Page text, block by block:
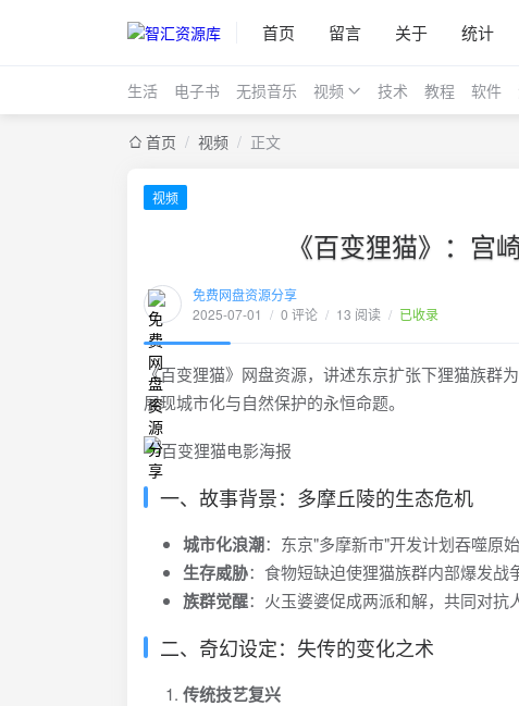
首页 留言 关于 统计
生活 电子书 无损音乐 视频 技术 教程 软件
首页 / 视频 / 正文
视频
《百变狸猫》：宫
免费网盘资源分享
2025-07-01 / 0 评论 / 13 阅读 / 已收录
《百变狸猫》网盘资源，讲述东京扩张下狸猫族群
展现城市化与自然保护的永恒命题。
一、故事背景：多摩丘陵的生态危机
城市化浪潮：东京"多摩新市"开发计划吞噬原
生存威胁：食物短缺迫使狸猫族群内部爆发战
族群觉醒：火玉婆婆促成两派和解，共同对抗
二、奇幻设定：失传的变化之术
传统技艺复兴